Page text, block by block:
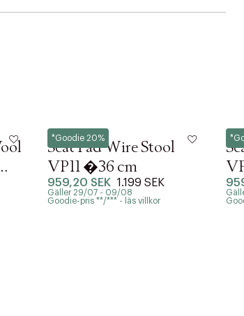
*Goodie 20%
&Tradition
Seat Pad Wire Stool
VP11 �36 cm
959,20 SEK 1.199 SEK
Gäller 29/07 - 09/08
Goodie-pris **/*** - läs villkor